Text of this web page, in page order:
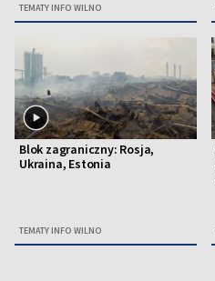
TEMATY INFO WILNO
Blok zagraniczny: Rosja,
Ukraina, Estonia
TEMATY INFO WILNO